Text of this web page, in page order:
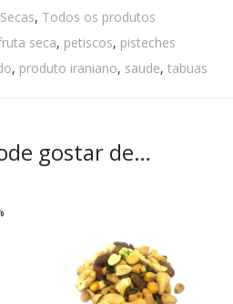
, Todos os produtos
seca, petiscos, pisteches
, produto iraniano, saude, tabuas
gostar de…